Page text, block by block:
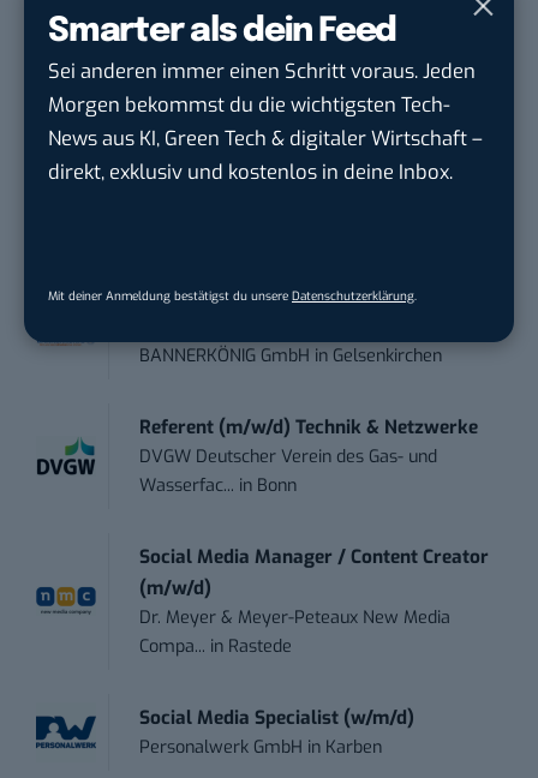
Smarter als dein Feed
Sei anderen immer einen Schritt voraus. Jeden
Morgen bekommst du die wichtigsten Tech-
News aus KI, Green Tech & digitaler Wirtschaft –
direkt, exklusiv und kostenlos in deine Inbox.
Mit deiner Anmeldung bestätigst du unsere Datenschutzerklärung.
STELLENANZEIGEN
Social Media Content Creator (m/w/d)
Düsseldorf
BANNERKÖNIG GmbH in Gelsenkirchen
Referent (m/w/d) Technik & Netzwerke
DVGW Deutscher Verein des Gas- und
Wasserfac... in Bonn
Social Media Manager / Content Creator
(m/w/d)
Dr. Meyer & Meyer-Peteaux New Media
Compa... in Rastede
Social Media Specialist (w/m/d)
Personalwerk GmbH in Karben